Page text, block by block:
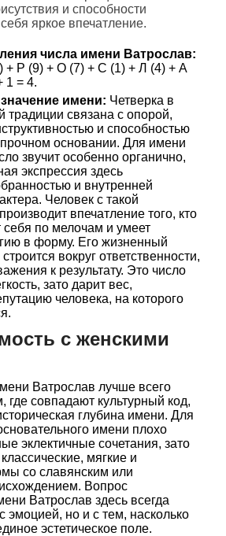
и способности
яркое впечатление.
числа имени Ватрослав:
+ Р (9) + О (7) + С (1) + Л (4) + А
1 = 4.
имени: Четверка в
традиции связана с опорой,
и способностью
основании. Для имени
звучит особенно органично,
экспрессия здесь
и внутренней
Человек с такой
впечатление того, кто
себя по мелочам и умеет
в форму. Его жизненный
вокруг ответственности,
к результату. Это число
зато дарит вес,
человека, на которого
с женскими
Ватрослав лучше всего
где совпадают культурный код,
глубина имени. Для
имени плохо
эклектичные сочетания, зато
мягкие и
со славянским или
Вопрос
Ватрослав здесь всегда
эмоцией, но и с тем, насколько
эстетическое поле.